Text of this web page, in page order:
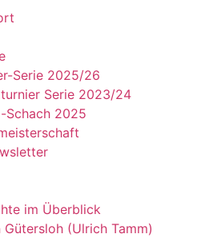
Serie 2025/26
Serie 2023/24
Schach 2025
im Überblick
Gütersloh (Ulrich Tamm)